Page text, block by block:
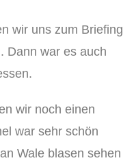
wir uns zum Briefing
Dann war es auch
wir noch einen
war sehr schön
Wale blasen sehen